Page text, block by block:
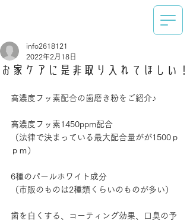
お家ケアに是非取り入れてほしい！
info2618121
2022年2月18日
高濃度フッ素配合の歯磨き粉をご紹介♪
高濃度フッ素1450ppm配合
（法律で決まっている最大配合量がが1500ｐ
ｐｍ）
6種のパールホワイト成分
（市販のものは2種類くらいのものが多い）
歯を白くする、コーティング効果、口臭の予